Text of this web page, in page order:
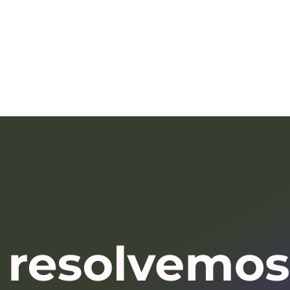
resolvemos